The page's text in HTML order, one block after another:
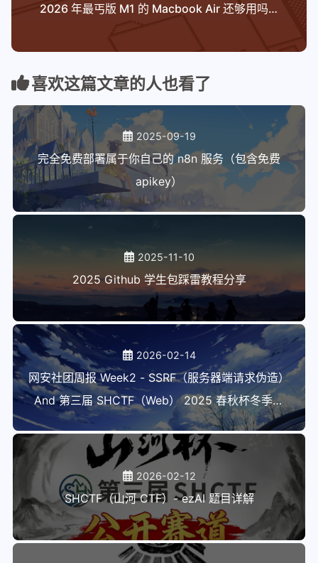
2026 年最丐版 M1 的 Macbook Air 还够用吗？Mac 系统初体验
喜欢这篇文章的人也看了
2025-09-19
完全免费部署属于你自己的 n8n 服务（包含免费
apikey）
2025-11-10
2025 Github 学生包踩雷教程分享
2026-02-14
网安社团周报 Week2 - SSRF（服务器端请求伪造）
And 第三届 SHCTF（Web） 2025 春秋杯冬季赛
（Ai） WriteUP
2026-02-12
SHCTF（山河 CTF）- ezAI 题目详解